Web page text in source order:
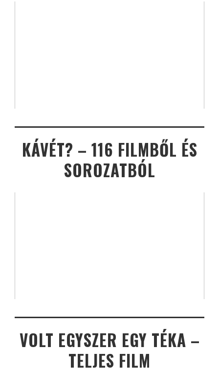
KÁVÉT? – 116 FILMBŐL ÉS
SOROZATBÓL
VOLT EGYSZER EGY TÉKA –
TELJES FILM